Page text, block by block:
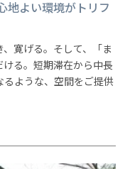
地よい環境がトリフ
寛げる。そして、「ま
る。短期滞在から中長
ような、空間をご提供